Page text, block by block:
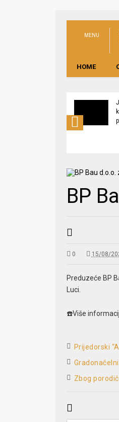
MENU
HOME
BP
0 15/08/
Preduzeće BP
Luci.
☎️Više
Prijedorski
Zbog